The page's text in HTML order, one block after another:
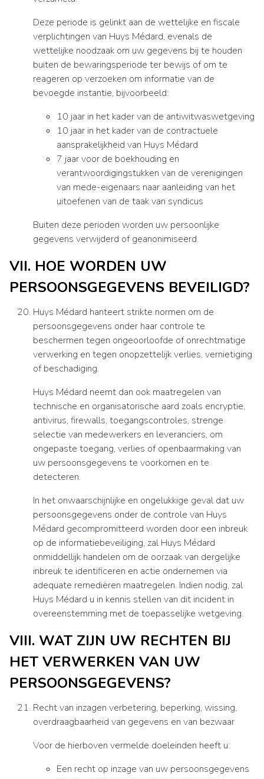
Deze periode is gelinkt aan de wettelijke en fiscale
verplichtingen van Huys Médard, evenals de
wettelijke noodzaak om uw gegevens bij te houden
buiten de bewaringsperiode ter bewijs of om te
reageren op verzoeken om informatie van de
bevoegde instantie, bijvoorbeeld:
10 jaar in het kader van de antiwitwaswetgeving
10 jaar in het kader van de contractuele
aansprakelijkheid van Huys Médard
7 jaar voor de boekhouding en
verantwoordigingstukken van de verenigingen
van mede-eigenaars naar aanleiding van het
uitoefenen van de taak van syndicus
Buiten deze perioden worden uw persoonlijke
gegevens verwijderd of geanonimiseerd.
VII. HOE WORDEN UW
PERSOONSGEGEVENS BEVEILIGD?
Huys Médard hanteert strikte normen om de
persoonsgegevens onder haar controle te
beschermen tegen ongeoorloofde of onrechtmatige
verwerking en tegen onopzettelijk verlies, vernietiging
of beschadiging.
Huys Médard neemt dan ook maatregelen van
technische en organisatorische aard zoals encryptie,
antivirus, firewalls, toegangscontroles, strenge
selectie van medewerkers en leveranciers, om
ongepaste toegang, verlies of openbaarmaking van
uw persoonsgegevens te voorkomen en te
detecteren.
In het onwaarschijnlijke en ongelukkige geval dat uw
persoonsgegevens onder de controle van Huys
Médard gecompromitteerd worden door een inbreuk
op de informatiebeveiliging, zal Huys Médard
onmiddellijk handelen om de oorzaak van dergelijke
inbreuk te identificeren en actie ondernemen via
adequate remediëren maatregelen. Indien nodig, zal
Huys Médard u in kennis stellen van dit incident in
overeenstemming met de toepasselijke wetgeving.
VIII. WAT ZIJN UW RECHTEN BIJ
HET VERWERKEN VAN UW
PERSOONSGEGEVENS?
Recht van inzagen verbetering, beperking, wissing,
overdraagbaarheid van gegevens en van bezwaar
Voor de hierboven vermelde doeleinden heeft u:
Een recht op inzage van uw persoonsgegevens